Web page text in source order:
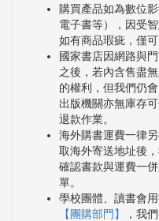
購買產品如為數位
電子書等），因受
如有商品瑕疵，僅可
國家書店因網路與
之後，若內含售盡
的權利，但我們仍
出版機關亦無庫存
退款作業。
海外購書運費一律
取海外寄送地址後
確認書款與運費一
單。
學校團體、讀書會
【團購部門】
，我